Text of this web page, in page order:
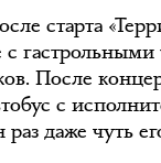
старта
После
с
даже чуть